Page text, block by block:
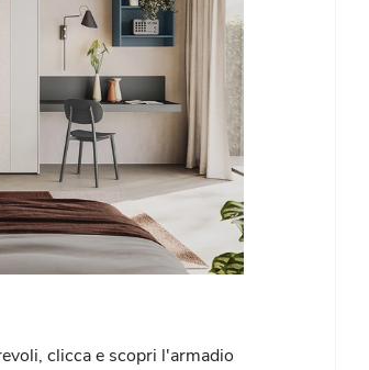
clicca e scopri l'armadio